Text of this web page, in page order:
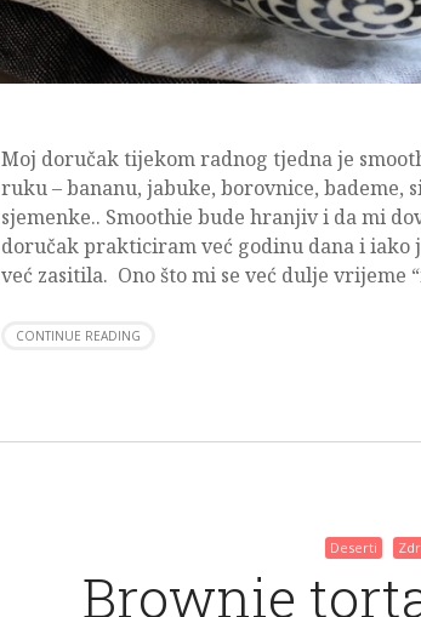
Moj doručak tijekom radnog tjedna je
ruku – bananu, jabuke, borovnice, bademe,
sjemenke.. Smoothie bude hranjiv i da mi
doručak prakticiram već godinu dana i iako
već zasitila. Ono što mi se već dulje vrijeme
CONTINUE READING
Deserti
Brownie